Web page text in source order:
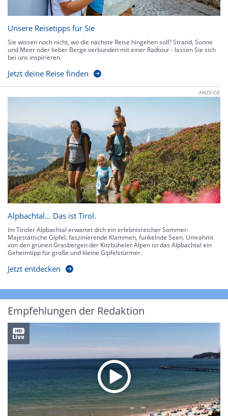
Unsere Reisetipps für Sie
Sie wissen noch nicht, wo die nächste Reise hingehen soll? Strand, Sonne
und Meer oder lieber Berge verbunden mit einer Radtour - lassen Sie sich
bei uns inspirieren.
Jetzt deine Reise finden
ANZEIGE
Alpbachtal… Das ist Tirol.
Im Tiroler Alpbachtal erwartet dich ein erlebnisreicher Sommer:
Majestätische Gipfel, faszinierende Klammen, funkelnde Seen. Umrahmt
von den grünen Grasbergen der Kitzbüheler Alpen ist das Alpbachtal ein
Geheimtipp für große und kleine Gipfelstürmer.
Jetzt entdecken
Empfehlungen der Redaktion